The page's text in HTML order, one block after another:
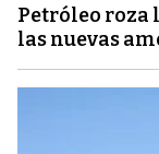
Petróleo roza
las nuevas